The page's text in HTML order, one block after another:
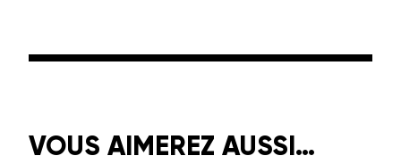
VOUS AIMEREZ AUSSI…